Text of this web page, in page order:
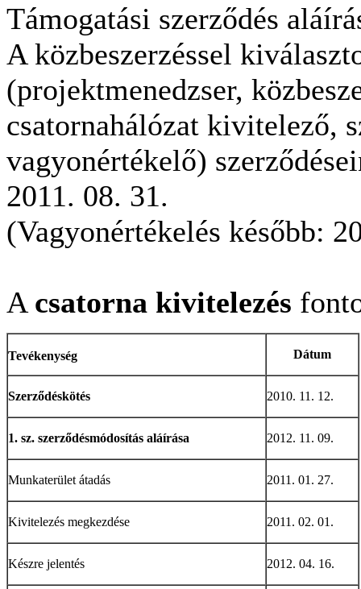
Támogatási szerződés
A közbeszerzéssel
(projektmenedzser,
csatornahálózat kivitelező,
vagyonértékelő)
2011. 08. 31.
(Vagyonértékelés később:
A csatorna kivitelezés
Tevékenység Dátum
Szerződéskötés 2010. 11. 12.
1. sz. szerződésmódosítás aláírása 2012. 11. 09.
Munkaterület átadás 2011. 01. 27.
Kivitelezés megkezdése 2011. 02. 01.
Készre jelentés 2012. 04. 16.